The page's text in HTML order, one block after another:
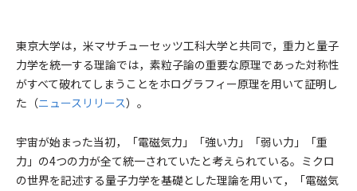
東京大学は，米マサチューセッツ工科大学と共同で，重力と量子
力学を統一する理論では，素粒子論の重要な原理であった対称性
がすべて破れてしまうことをホログラフィー原理を用いて証明し
た（ニュースリリース）。
宇宙が始まった当初，「電磁気力」「強い力」「弱い力」「重
力」の4つの力が全て統一されていたと考えられている。ミクロ
の世界を記述する量子力学を基礎とした理論を用いて，「電磁気